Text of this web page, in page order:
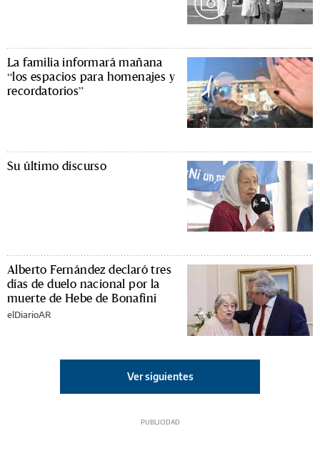
La familia informará mañana
“los espacios para homenajes y
recordatorios”
Su último discurso
Alberto Fernández declaró tres
días de duelo nacional por la
muerte de Hebe de Bonafini
elDiarioAR
Ver siguientes